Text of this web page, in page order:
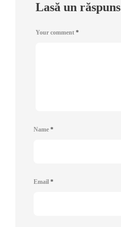
Lasă un răspuns
Your comment *
Name *
Email *